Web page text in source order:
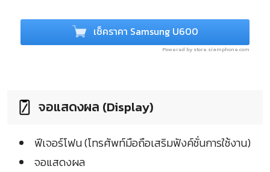
เช็คราคา Samsung U600
Powered by store.siamphone.com
จอแสดงผล (Display)
ฟีเจอร์โฟน (โทรศัพท์มือถือเสริมฟังค์ชั่นการใช้งาน)
จอแสดงผล